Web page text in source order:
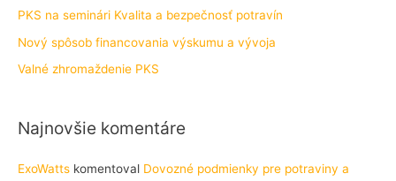
r
PKS na seminári Kvalita a bezpečnosť potravín
Nový spôsob financovania výskumu a vývoja
Valné zhromaždenie PKS
Najnovšie komentáre
ExoWatts komentoval Dovozné podmienky pre potraviny a